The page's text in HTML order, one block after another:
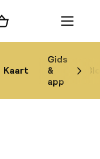
Kaart
Gids
&
app
Winkelmand Menu